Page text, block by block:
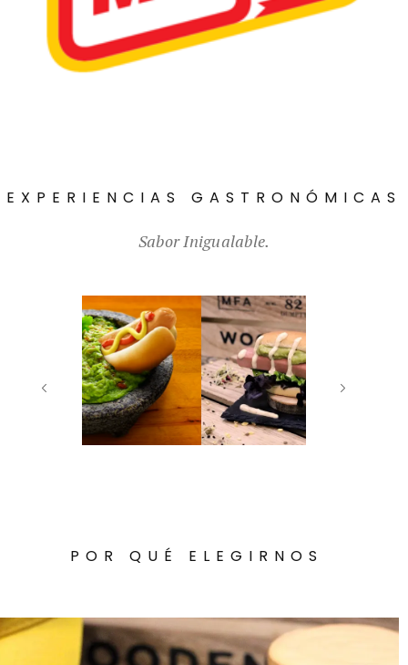
EXPERIENCIAS GASTRONÓMICAS
Sabor Inigualable.
POR QUÉ ELEGIRNOS